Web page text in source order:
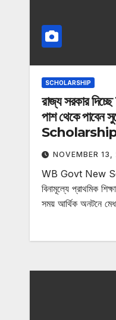
SCHOLARSHIP
রাজ্য সরকার
পাশ থেকে
NOVEMBER
WB Govt New
বিনামূল্যে প্রাথমিক
সময় আর্থিক অনটনে